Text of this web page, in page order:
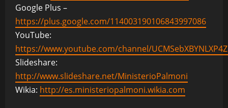
Google Plus –
https://plus.google.com/114003190106843997086
YouTube:
https://www.youtube.com/channel/
Slideshare:
http://www.slideshare.net/MinisterioPalmoni
Wikia: http://es.ministeriopalmoni.wikia.com